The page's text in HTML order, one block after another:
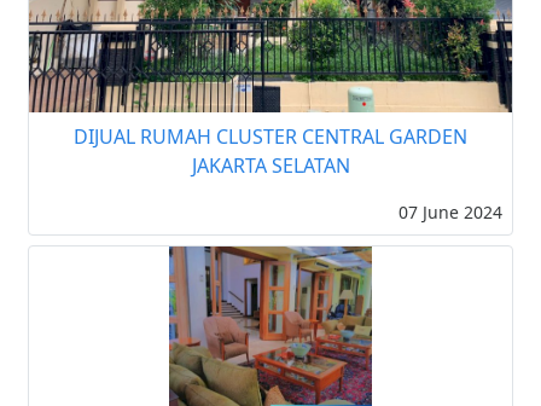
DIJUAL RUMAH CLUSTER CENTRAL GARDEN
JAKARTA SELATAN
07 June 2024